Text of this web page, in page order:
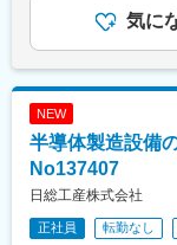
10,870円～
気に
NEW
半導体製造設備
No137407
日総工産株式会社
正社員 転勤なし